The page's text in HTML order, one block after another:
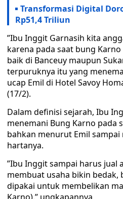
Transformasi Digital
Rp51,4 Triliun
”Ibu Inggit Garnasih kita
karena pada saat bung
baik di Banceuy maupun
terpuruknya itu yang
ucap Emil di Hotel Savoy
(17/2).
Dalam definisi sejarah, Ibu
menemani Bung Karno pada
bahkan menurut Emil
hartanya.
”Ibu Inggit sampai harus jual
membuat usaha bikin bedak,
dipakai untuk membelikan